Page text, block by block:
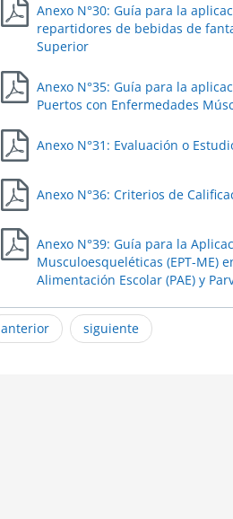
Anexo N°30: Guía para la
repartidores de bebidas de
Superior
Anexo N°35: Guía para la
Puertos con Enfermedades
Anexo N°31: Evaluación o
Anexo N°36: Criterios de
Anexo N°39: Guía para la
Musculoesqueléticas (EPT-ME)
Alimentación Escolar (PAE) y
anterior siguiente